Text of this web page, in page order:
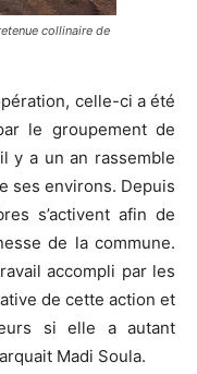
collinaire de
celle-ci a été
le groupement de
y a un an rassemble
ses environs. Depuis
s’activent afin de
de la commune.
accompli par les
de cette action et
si elle a autant
Madi Soula.